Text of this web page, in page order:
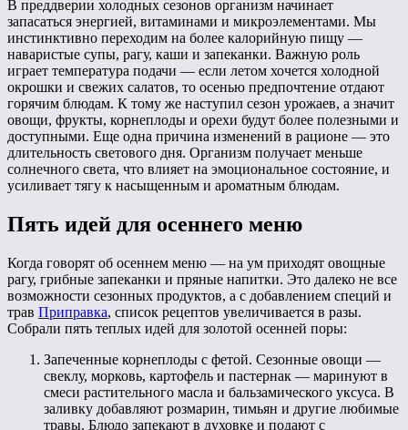
В преддверии холодных сезонов организм начинает
запасаться энергией, витаминами и микроэлементами. Мы
инстинктивно переходим на более калорийную пищу —
наваристые супы, рагу, каши и запеканки. Важную роль
играет температура подачи — если летом хочется холодной
окрошки и свежих салатов, то осенью предпочтение отдают
горячим блюдам. К тому же наступил сезон урожаев, а значит
овощи, фрукты, корнеплоды и орехи будут более полезными и
доступными. Еще одна причина изменений в рационе — это
длительность светового дня. Организм получает меньше
солнечного света, что влияет на эмоциональное состояние, и
усиливает тягу к насыщенным и ароматным блюдам.
Пять идей для осеннего меню
Когда говорят об осеннем меню — на ум приходят овощные
рагу, грибные запеканки и пряные напитки. Это далеко не все
возможности сезонных продуктов, а с добавлением специй и
трав Приправка, список рецептов увеличивается в разы.
Собрали пять теплых идей для золотой осенней поры:
Запеченные корнеплоды с фетой. Сезонные овощи —
свеклу, морковь, картофель и пастернак — маринуют в
смеси растительного масла и бальзамического уксуса. В
заливку добавляют розмарин, тимьян и другие любимые
травы. Блюдо запекают в духовке и подают с